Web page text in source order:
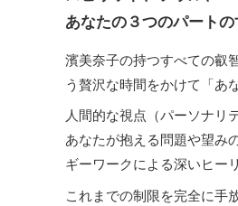
あなたの３つのパート
濱美奈子の持つすべての叡
う贅沢な時間をかけて「あ
人間的な視点（パーソナリ
あなたが抱える問題や望み
ギーワークによる深いヒー
これまでの制限を完全に手